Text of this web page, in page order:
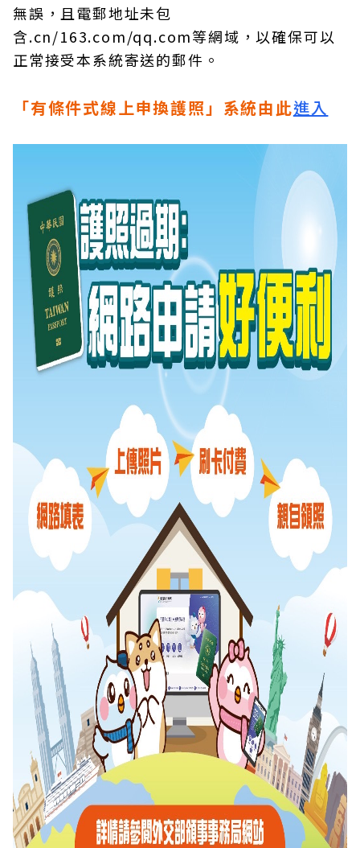
無誤，且電郵地址未包
含.cn/163.com/qq.com等網域，以確保可以
正常接受本系統寄送的郵件。
「有條件式線上申換護照」系統由此進入